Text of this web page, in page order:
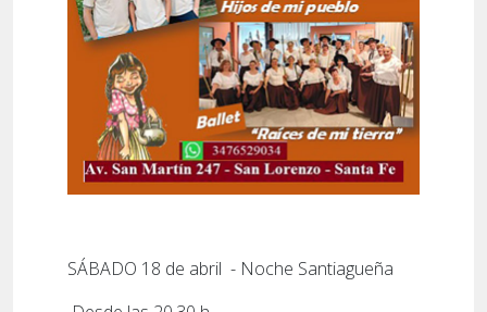
SÁBADO 18 de abril - Noche Santiagueña